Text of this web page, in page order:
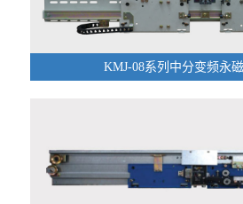
KMJ-08系列中分变频永